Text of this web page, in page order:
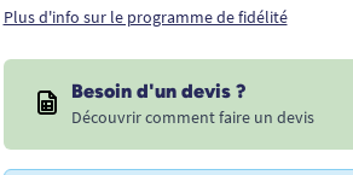
Plus d'info sur le programme de fidélité
Besoin d'un devis ?
Découvrir comment faire un devis